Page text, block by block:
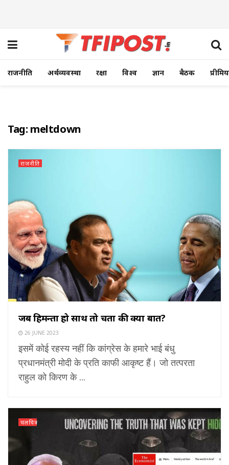
राजनीति अर्थव्यवस्था रक्षा विश्व ज्ञान बैठक
Tag: meltdown
राजनीति
जब हिमन्ता हो साथ तो चिंता की क्या बात?
26 JUNE 2023
इसमें कोई रहस्य नहीं कि कांग्रेस के हमारे भाई बंधु
प्रधानमंत्री मोदी के प्रति काफी आकृष्ट हैं। जो तत्परता
राहुल को किरण के ...
चलचित्र